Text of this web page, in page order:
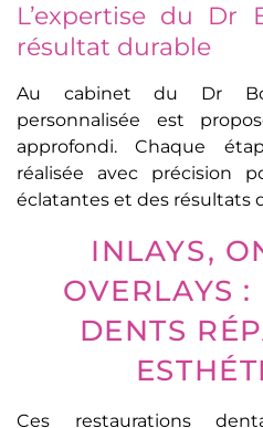
L’expertise du Dr
résultat durable
Au cabinet du Dr
personnalisée est
approfondi. Chaque
réalisée avec précision
éclatantes et des résultats
INLAYS,
OVERLAYS
DENTS
Ces restaurations